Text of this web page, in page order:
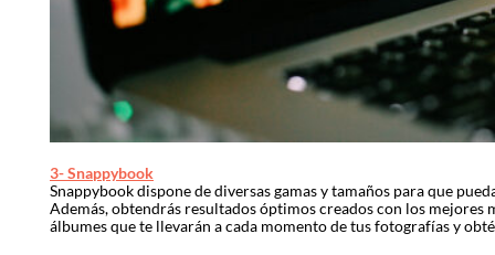
3- Snappybook
Snappybook dispone de diversas gamas y tamaños para que
Además, obtendrás resultados óptimos creados con los
álbumes que te llevarán a cada momento de tus fotografías y